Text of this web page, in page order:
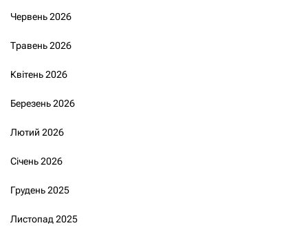
Червень 2026
Травень 2026
Квітень 2026
Березень 2026
Лютий 2026
Січень 2026
Грудень 2025
Листопад 2025